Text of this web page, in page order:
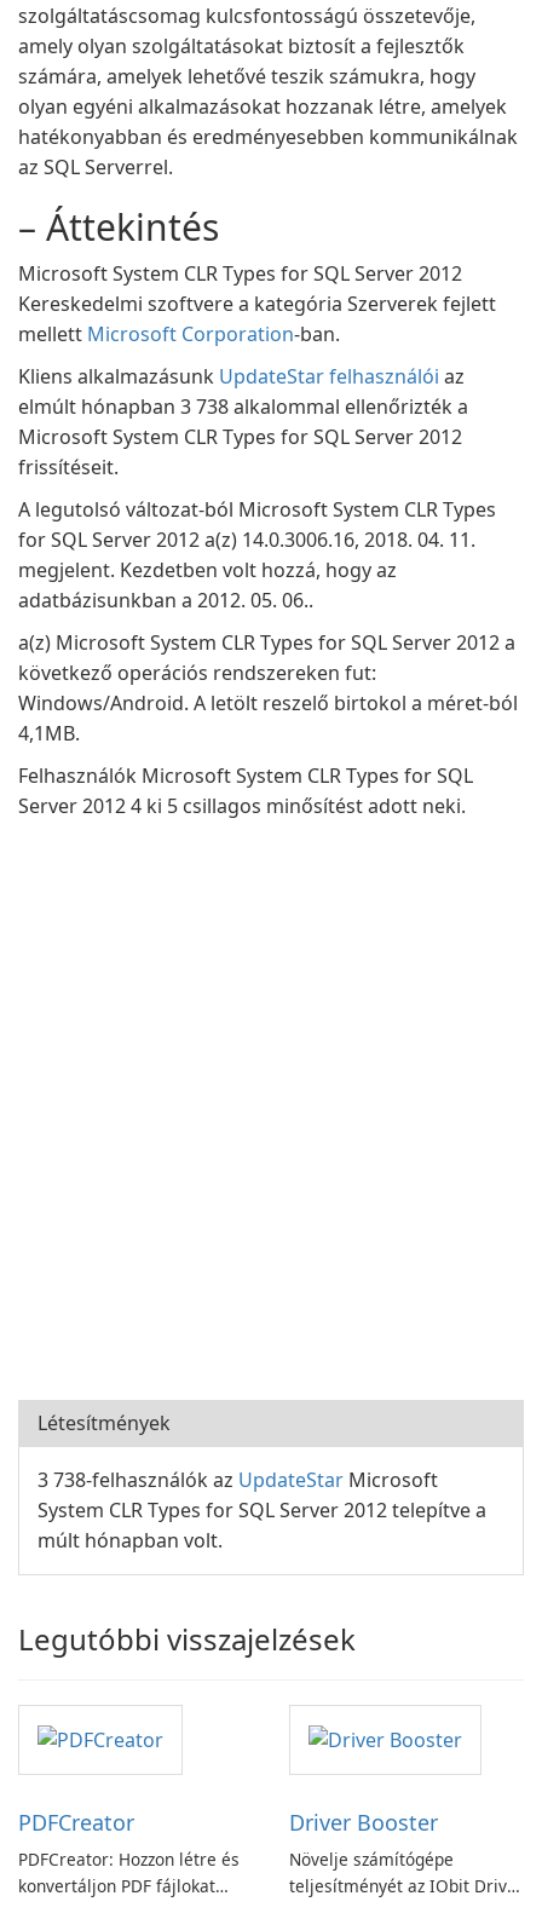
szolgáltatáscsomag kulcsfontosságú összetevője,
amely olyan szolgáltatásokat biztosít a fejlesztők
számára, amelyek lehetővé teszik számukra, hogy
olyan egyéni alkalmazásokat hozzanak létre, amelyek
hatékonyabban és eredményesebben kommunikálnak
az SQL Serverrel.
– Áttekintés
Microsoft System CLR Types for SQL Server 2012
Kereskedelmi szoftvere a kategória Szerverek fejlett
mellett Microsoft Corporation-ban.
Kliens alkalmazásunk UpdateStar felhasználói az
elmúlt hónapban 3 738 alkalommal ellenőrizték a
Microsoft System CLR Types for SQL Server 2012
frissítéseit.
A legutolsó változat-ból Microsoft System CLR Types
for SQL Server 2012 a(z) 14.0.3006.16, 2018. 04. 11.
megjelent. Kezdetben volt hozzá, hogy az
adatbázisunkban a 2012. 05. 06..
a(z) Microsoft System CLR Types for SQL Server 2012 a
következő operációs rendszereken fut:
Windows/Android. A letölt reszelő birtokol a méret-ból
4,1MB.
Felhasználók Microsoft System CLR Types for SQL
Server 2012 4 ki 5 csillagos minősítést adott neki.
Létesítmények
3 738-felhasználók az UpdateStar Microsoft
System CLR Types for SQL Server 2012 telepítve a
múlt hónapban volt.
Legutóbbi visszajelzések
PDFCreator
PDFCreator: Hozzon létre és
konvertáljon PDF fájlokat
Driver Booster
Növelje számítógépe
teljesítményét az IObit Driver